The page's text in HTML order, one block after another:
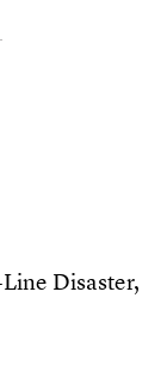
Disaster,